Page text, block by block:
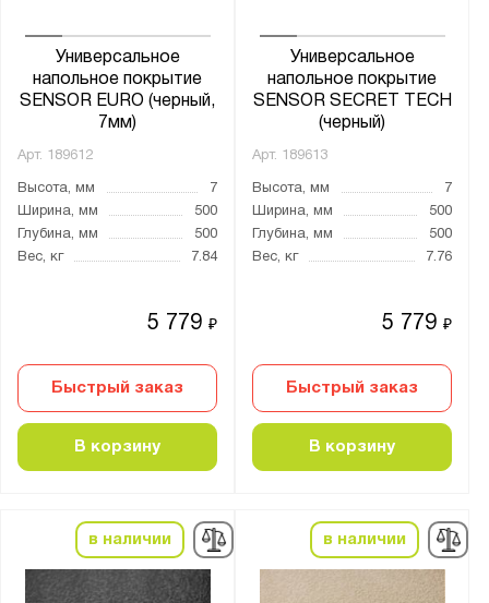
Универсальное
напольное покрытие
SENSOR EURO (черный,
7мм)
Арт. 189612
Высота, мм
7
Ширина, мм
500
Глубина, мм
500
Вес, кг
7.84
5 779₽
Быстрый заказ
В корзину
Универсальное
напольное покрытие
SENSOR SECRET TECH
(черный)
Арт. 189613
Высота, мм
7
Ширина, мм
500
Глубина, мм
500
Вес, кг
7.76
5 779₽
Быстрый заказ
В корзину
в наличии в наличии